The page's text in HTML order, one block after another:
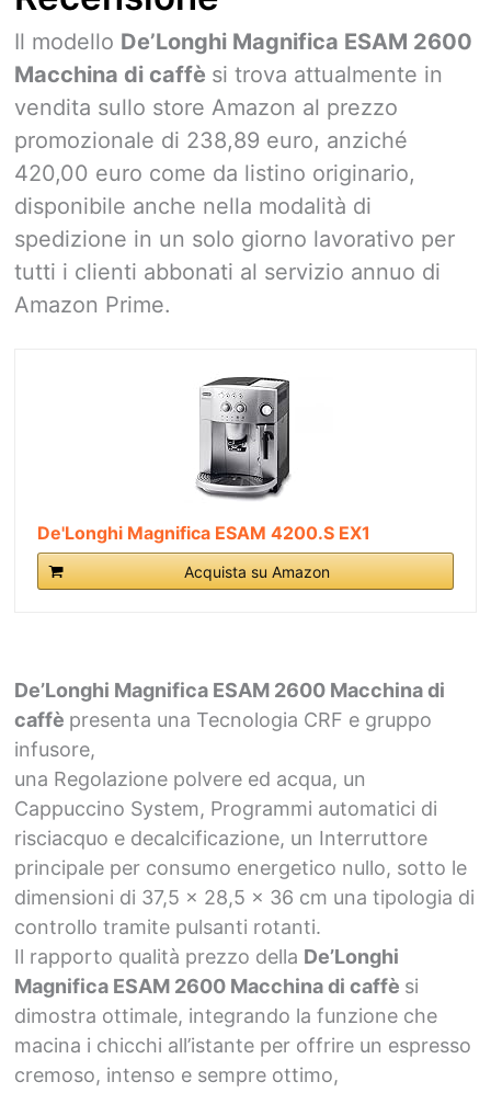
Il modello De’Longhi Magnifica ESAM 2600
Macchina di caffè si trova attualmente in
vendita sullo store Amazon al prezzo
promozionale di 238,89 euro, anziché
420,00 euro come da listino originario,
disponibile anche nella modalità di
spedizione in un solo giorno lavorativo per
tutti i clienti abbonati al servizio annuo di
Amazon Prime.
De'Longhi Magnifica ESAM 4200.S EX1
Acquista su Amazon
De’Longhi Magnifica ESAM 2600 Macchina di
caffè presenta una Tecnologia CRF e gruppo
infusore,
una Regolazione polvere ed acqua, un
Cappuccino System, Programmi automatici di
risciacquo e decalcificazione, un Interruttore
principale per consumo energetico nullo, sotto le
dimensioni di 37,5 x 28,5 x 36 cm una tipologia di
controllo tramite pulsanti rotanti.
Il rapporto qualità prezzo della De’Longhi
Magnifica ESAM 2600 Macchina di caffè si
dimostra ottimale, integrando la funzione che
macina i chicchi all’istante per offrire un espresso
cremoso, intenso e sempre ottimo,